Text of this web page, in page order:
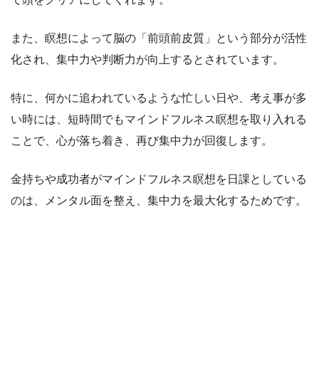
また、瞑想によって脳の「前頭前皮質」という部分が活性
化され、集中力や判断力が向上するとされています。
特に、何かに追われているような忙しい日や、考え事が多
い時には、短時間でもマインドフルネス瞑想を取り入れる
ことで、心が落ち着き、再び集中力が回復します。
金持ちや成功者がマインドフルネス瞑想を日課としている
のは、メンタル面を整え、集中力を最大化するためです。